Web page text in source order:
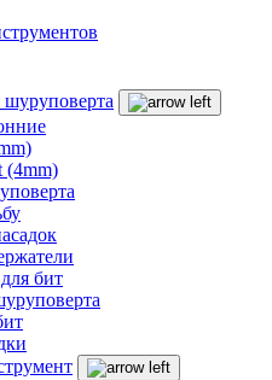
бит